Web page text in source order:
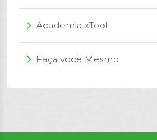
arrow_forward_ios Academia xTool
arrow_forward_ios Faça você Mesmo